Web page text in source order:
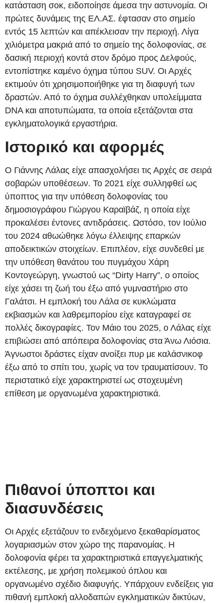
κατάσταση σοκ, ειδοποίησε άμεσα την αστυνομία. Οι
πρώτες δυνάμεις της ΕΛ.ΑΣ. έφτασαν στο σημείο
εντός 15 λεπτών και απέκλεισαν την περιοχή. Λίγα
χιλιόμετρα μακριά από το σημείο της δολοφονίας, σε
δασική περιοχή κοντά στον δρόμο προς Δελφούς,
εντοπίστηκε καμένο όχημα τύπου SUV. Οι Αρχές
εκτιμούν ότι χρησιμοποιήθηκε για τη διαφυγή των
δραστών. Από το όχημα συλλέχθηκαν υπολείμματα
DNA και αποτυπώματα, τα οποία εξετάζονται στα
εγκληματολογικά εργαστήρια.
Ιστορικό και αφορμές
Ο Γιάννης Λάλας είχε απασχολήσει τις Αρχές σε σειρά
σοβαρών υποθέσεων. Το 2021 είχε συλληφθεί ως
ύποπτος για την υπόθεση δολοφονίας του
δημοσιογράφου Γιώργου Καραϊβάζ, η οποία είχε
προκαλέσει έντονες αντιδράσεις. Ωστόσο, τον Ιούλιο
του 2024 αθωώθηκε λόγω έλλειψης επαρκών
αποδεικτικών στοιχείων. Επιπλέον, είχε συνδεθεί με
την υπόθεση θανάτου του πυγμάχου Χάρη
Κοντογεώργη, γνωστού ως “Dirty Harry”, ο οποίος
είχε χάσει τη ζωή του έξω από γυμναστήριο στο
Γαλάτσι. Η εμπλοκή του Λάλα σε κυκλώματα
εκβιασμών και λαθρεμπορίου είχε καταγραφεί σε
πολλές δικογραφίες. Τον Μάιο του 2025, ο Λάλας είχε
επιβιώσει από απόπειρα δολοφονίας στα Άνω Λιόσια.
Άγνωστοι δράστες είχαν ανοίξει πυρ με καλάσνικοφ
έξω από το σπίτι του, χωρίς να τον τραυματίσουν. Το
περιστατικό είχε χαρακτηριστεί ως στοχευμένη
επίθεση με οργανωμένα χαρακτηριστικά.
Πιθανοί ύποπτοι και
διασυνδέσεις
Οι Αρχές εξετάζουν το ενδεχόμενο ξεκαθαρίσματος
λογαριασμών στον χώρο της παρανομίας. Η
δολοφονία φέρει τα χαρακτηριστικά επαγγελματικής
εκτέλεσης, με χρήση πολεμικού όπλου και
οργανωμένο σχέδιο διαφυγής. Υπάρχουν ενδείξεις για
πιθανή εμπλοκή αλλοδαπών εγκληματικών δικτύων,